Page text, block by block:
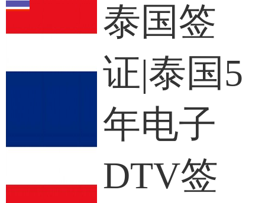
泰国签
证|泰国5
年电子
DTV签